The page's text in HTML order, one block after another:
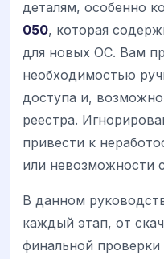
деталям, особенно
050, которая
для новых ОС. Вам
необходимостью
доступа и,
реестра.
привести к
или невозможности
В данном
каждый этап, от
финальной